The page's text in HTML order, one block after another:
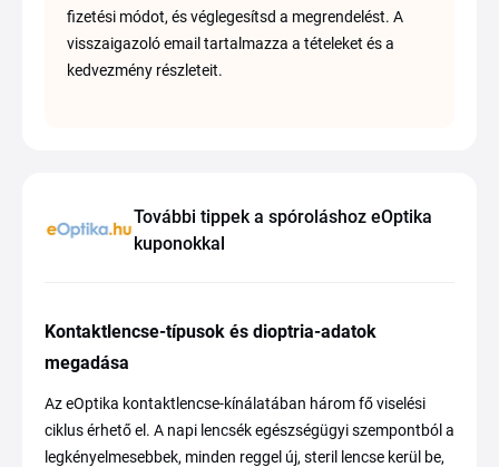
fizetési módot, és véglegesítsd a megrendelést. A
visszaigazoló email tartalmazza a tételeket és a
kedvezmény részleteit.
További tippek a spóroláshoz eOptika
kuponokkal
Kontaktlencse-típusok és dioptria-adatok
megadása
Az eOptika kontaktlencse-kínálatában három fő viselési
ciklus érhető el. A napi lencsék egészségügyi szempontból a
legkényelmesebbek, minden reggel új, steril lencse kerül be,